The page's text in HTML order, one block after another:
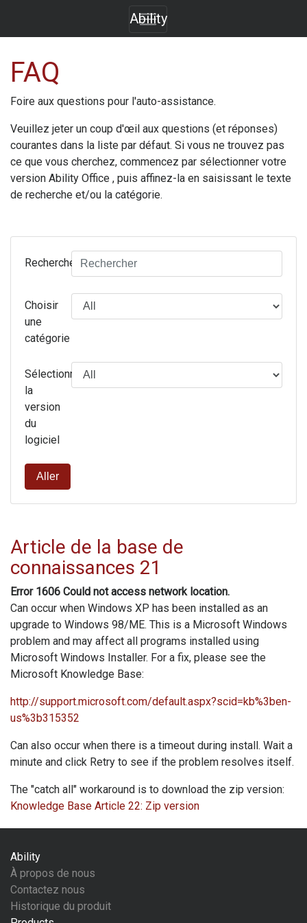
Ability
FAQ
Foire aux questions pour l'auto-assistance.
Veuillez jeter un coup d'œil aux questions (et réponses)
courantes dans la liste par défaut. Si vous ne trouvez pas
ce que vous cherchez, commencez par sélectionner votre
version Ability Office , puis affinez-la en saisissant le texte
de recherche et/ou la catégorie.
Rechercher
Choisir
une
catégorie
Sélectionnez
la
version
du
logiciel
Aller
Article de la base de
connaissances 21
Error 1606 Could not access network location.
Can occur when Windows XP has been installed as an
upgrade to Windows 98/ME. This is a Microsoft Windows
problem and may affect all programs installed using
Microsoft Windows Installer. For a fix, please see the
Microsoft Knowledge Base:
http://support.microsoft.com/default.aspx?scid=kb%3ben-
us%3b315352
Can also occur when there is a timeout during install. Wait a
minute and click Retry to see if the problem resolves itself.
The "catch all" workaround is to download the zip version:
Knowledge Base Article 22: Zip version
Ability
À propos de nous
Contactez nous
Historique du produit